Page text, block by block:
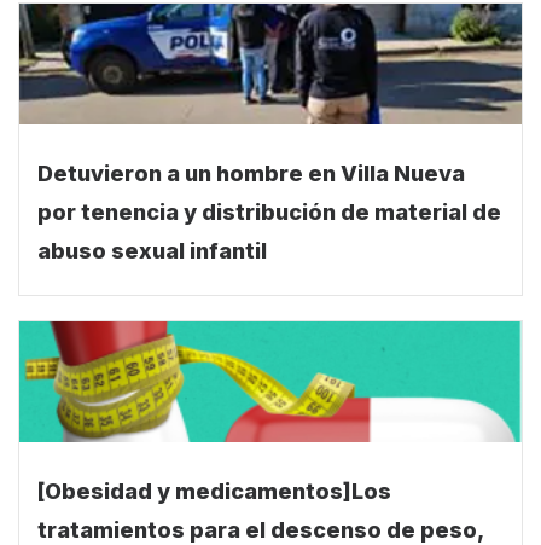
Detuvieron a un hombre en Villa Nueva
por tenencia y distribución de material de
abuso sexual infantil
[Obesidad y medicamentos]Los
tratamientos para el descenso de peso,